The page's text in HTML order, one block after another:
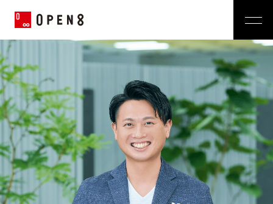
Company
代表メッセージ
ミッション
経営メンバー
会社概要
沿革
News
プレスリリース
おしらせ
広報 BLOG
TECH BLOG
Service
Video BRAIN
Open BRAIN
Technology